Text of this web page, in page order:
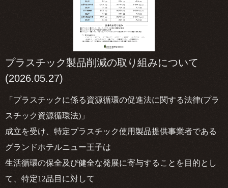
プラスチック製品削減の取り組みについて
(2026.05.27)
「プラスチックに係る資源循環の促進法に関する法律(プラ
スチック資源循環法) 」
成立を受け、特定プラスチック使用製品提供事業者である
グランドホテルニュー王子は
生活循環の保全及び健全な発展に寄与することを目的とし
て、特定12品目に対して